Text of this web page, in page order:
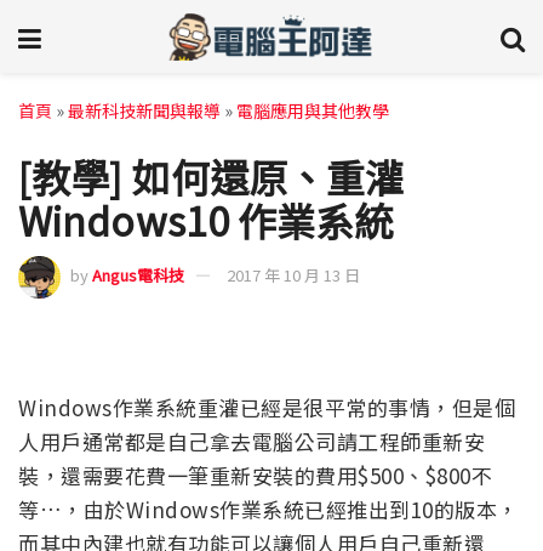
首頁 »最新科技新聞與報導 » 電腦應用與其他教學
[教學] 如何還原、重灌
Windows10 作業系統
byAngus電科技 2017 年 10 月 13 日
Windows作業系統重灌已經是很平常的事情，但是個
人用戶通常都是自己拿去電腦公司請工程師重新安
裝，還需要花費一筆重新安裝的費用$500、$800不
等…，由於Windows作業系統已經推出到10的版本，
而其中內建也就有功能可以讓個人用戶自己重新還